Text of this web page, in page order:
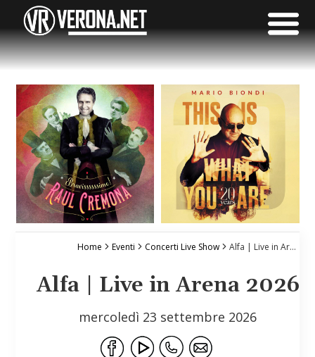
Home Eventi Concerti Live Show Alfa | Live in Arena 2026
Alfa | Live in Arena 2026
mercoledì 23 settembre 2026